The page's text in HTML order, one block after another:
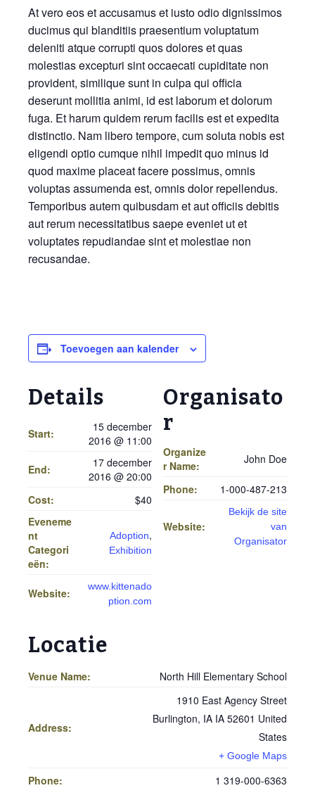
At vero eos et accusamus et iusto odio dignissimos
ducimus qui blanditiis praesentium voluptatum
deleniti atque corrupti quos dolores et quas
molestias excepturi sint occaecati cupiditate non
provident, similique sunt in culpa qui officia
deserunt mollitia animi, id est laborum et dolorum
fuga. Et harum quidem rerum facilis est et expedita
distinctio. Nam libero tempore, cum soluta nobis est
eligendi optio cumque nihil impedit quo minus id
quod maxime placeat facere possimus, omnis
voluptas assumenda est, omnis dolor repellendus.
Temporibus autem quibusdam et aut officiis debitis
aut rerum necessitatibus saepe eveniet ut et
voluptates repudiandae sint et molestiae non
recusandae.
Toevoegen aan kalender
Details
Start:
15 december
2016 @ 11:00
End:
17 december
2016 @ 20:00
Cost:
$40
Eveneme
nt
Categori
eën:
Adoption,
Exhibition
Website:
www.kittenado
ption.com
Locatie
Venue Name: North Hill Elementary School
Address:
1910 East Agency Street
Burlington, IA IA 52601 United
States
+ Google Maps
Phone: 1 319-000-6363
Organisato
r
Organize
r Name:
John Doe
Phone: 1-000-487-213
Website:
Bekijk de site
van
Organisator